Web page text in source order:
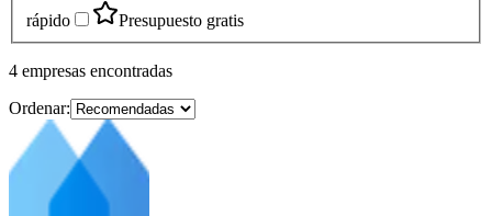
rápido
Presupuesto gratis
4 empresas encontradas
Ordenar: